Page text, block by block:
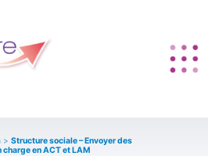
> Structure sociale – Envoyer des
en ACT et LAM